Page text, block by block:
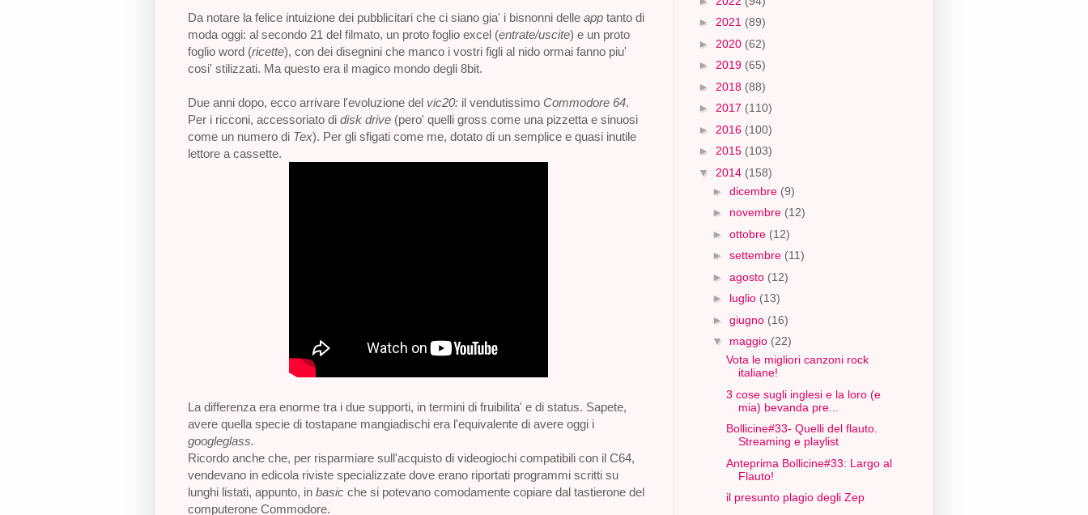
Da notare la felice intuizione dei pubblicitari che ci siano gia' i bisnonni delle app tanto di
moda oggi: al secondo 21 del filmato, un proto foglio excel (entrate/uscite) e un proto
foglio word (ricette), con dei disegnini che manco i vostri figli al nido ormai fanno piu'
cosi' stilizzati. Ma questo era il magico mondo degli 8bit.
Due anni dopo, ecco arrivare l'evoluzione del vic20: il vendutissimo Commodore 64.
Per i ricconi, accessoriato di disk drive (pero' quelli gross come una pizzetta e sinuosi
come un numero di Tex). Per gli sfigati come me, dotato di un semplice e quasi inutile
lettore a cassette.
La differenza era enorme tra i due supporti, in termini di fruibilita' e di status. Sapete,
avere quella specie di tostapane mangiadischi era l'equivalente di avere oggi i
googleglass.
Ricordo anche che, per risparmiare sull'acquisto di videogiochi compatibili con il C64,
vendevano in edicola riviste specializzate dove erano riportati programmi scritti su
lunghi listati, appunto, in basic che si potevano comodamente copiare dal tastierone del
computerone Commodore.
► 2021 (89)
► 2020 (62)
► 2019 (65)
► 2018 (88)
► 2017 (110)
► 2016 (100)
► 2015 (103)
▼ 2014 (158)
► dicembre (9)
► novembre (12)
► ottobre (12)
► settembre (11)
► agosto (12)
► luglio (13)
► giugno (16)
▼ maggio (22)
Vota le migliori canzoni rock
italiane!
3 cose sugli inglesi e la loro (e
mia) bevanda pre...
Bollicine#33- Quelli del flauto.
Streaming e playlist
Anteprima Bollicine#33: Largo al
Flauto!
il presunto plagio degli Zep